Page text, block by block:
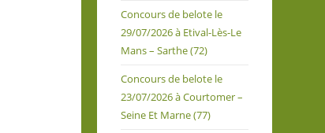
Concours de belote le
29/07/2026 à Etival-Lès-Le
Mans – Sarthe (72)
Concours de belote le
23/07/2026 à Courtomer –
Seine Et Marne (77)